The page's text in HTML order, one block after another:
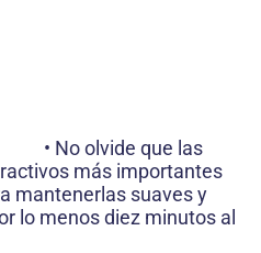
• No olvide que las
más importantes
mantenerlas suaves y
lo menos diez minutos al